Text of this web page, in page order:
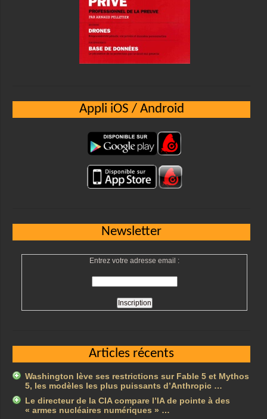
Appli iOS / Android
Newsletter
Entrez votre adresse email :
Articles récents
Washington lève ses restrictions sur Fable 5 et Mythos
5, les modèles les plus puissants d’Anthropic …
Le directeur de la CIA compare l’IA de pointe à des
« armes nucléaires numériques » …